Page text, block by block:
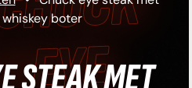
boter
STEAK MET